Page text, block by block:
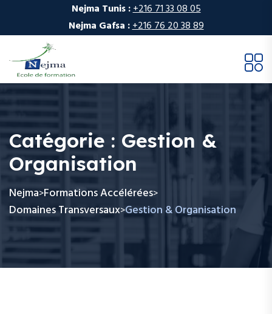
Nejma Tunis :+216 71 33 08 05
Nejma Gafsa :+216 76 20 38 89
Catégorie : Gestion &
Organisation
Nejma>Formations Accélérées>
Domaines Transversaux>Gestion & Organisation